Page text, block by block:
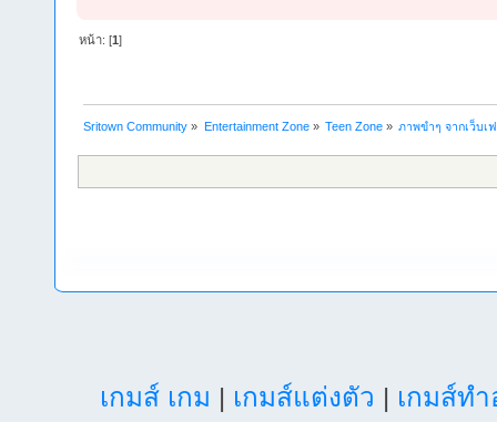
หน้า: [1]
Sritown Community » Entertainment Zone» Teen Zone» ภาพขำๆ จากเว็บเ
เกมส์ เกม | เกมส์แต่งตัว | เกมส์ท